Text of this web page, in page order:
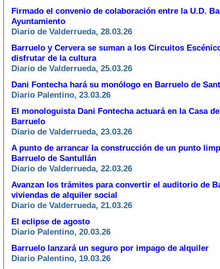
Firmado el convenio de colaboración entre la U.D.
Ayuntamiento
Diario de Valderrueda, 28.03.26
Barruelo y Cervera se suman a los Circuitos
disfrutar de la cultura
Diario de Valderrueda, 25.03.26
Dani Fontecha hará su monólogo en Barruelo de
Diario Palentino, 23.03.26
El monologuista Dani Fontecha actuará en la Casa
Barruelo
Diario de Valderrueda, 23.03.26
A punto de arrancar la construcción de un punto
Barruelo de Santullán
Diario de Valderrueda, 22.03.26
Avanzan los trámites para convertir el auditorio de
viviendas de alquiler social
Diario de Valderrueda, 21.03.26
El eclipse de agosto
Diario Palentino, 20.03.26
Barruelo lanzará un seguro por impago de alquiler
Diario Palentino, 19.03.26